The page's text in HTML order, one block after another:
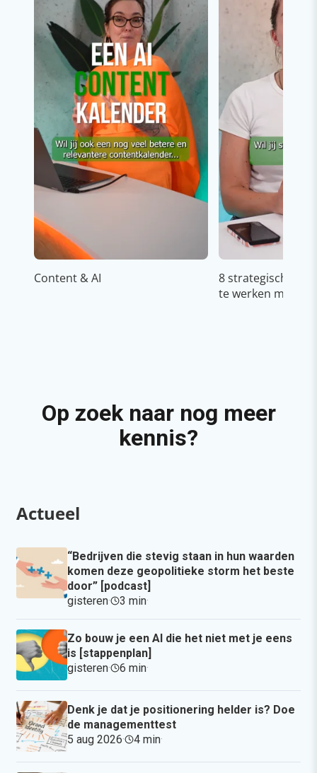
Content & AI
8 strategische
te werken met
Op zoek naar nog meer
kennis?
Actueel
“Bedrijven die stevig staan in hun waarden
komen deze geopolitieke storm het beste
door” [podcast]
gisteren· 3 min·
Zo bouw je een AI die het niet met je eens
is [stappenplan]
gisteren· 6 min·
Denk je dat je positionering helder is? Doe
de managementtest
5 aug 2026· 4 min·